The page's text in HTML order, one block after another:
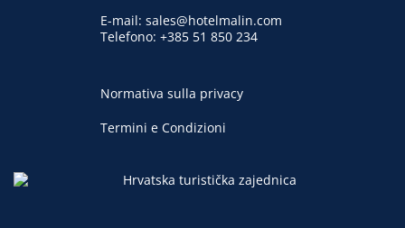
E-mail: sales@hotelmalin.com
Telefono: +385 51 850 234
Normativa sulla privacy
Termini e Condizioni